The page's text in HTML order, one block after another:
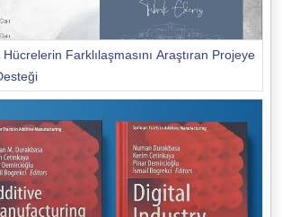
Farklılaşmasını Araştıran Projeye